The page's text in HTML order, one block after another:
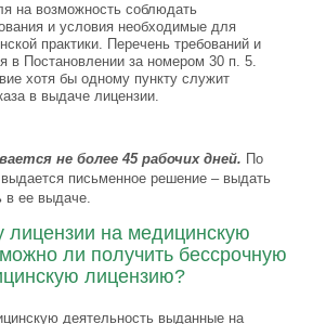
на возможность соблюдать
и условия необходимые для
практики. Перечень требований и
в Постановлении за номером 30 п. 5.
хотя бы одному пункту служит
в выдаче лицензии.
не более 45 рабочих дней. По
выдается письменное решение – выдать
в ее выдаче.
лицензии на медицинскую
ли получить бессрочную
лицензию?
деятельность выданные на